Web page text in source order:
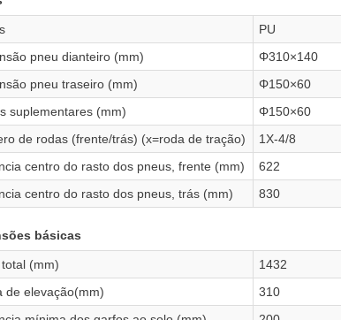
PU
pneu dianteiro (mm)
Φ310×140
pneu traseiro (mm)
Φ150×60
suplementares (mm)
Φ150×60
de rodas (frente/trás) (x=roda de tração)
1X-4/8
centro do rasto dos pneus, frente (mm)
622
centro do rasto dos pneus, trás (mm)
830
básicas
(mm)
1432
de elevação(mm)
310